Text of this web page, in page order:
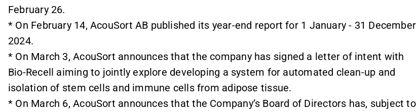
February 26.
* On February 14, AcouSort AB published its year-end report for 1 January - 31 December
2024.
* On March 3, AcouSort announces that the company has signed a letter of intent with
Bio-Recell aiming to jointly explore developing a system for automated clean-up and
isolation of stem cells and immune cells from adipose tissue.
* On March 6, AcouSort announces that the Company’s Board of Directors has, subject to